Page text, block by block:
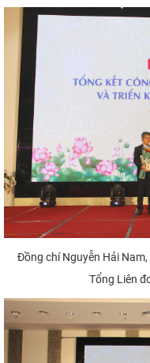
Đồng chí Nguyễn Hải
Tổng Liên